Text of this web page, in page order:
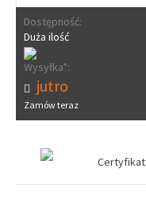
Dostępność:
Duża ilość
Wysyłka*:
jutro
Zamów teraz
Certyfikat